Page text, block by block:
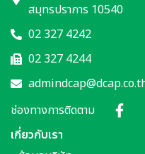
สมุทรปราการ 10540
02 327 4242
02 327 4244
ช่องทางการติดตาม
เกี่ยวกับเรา